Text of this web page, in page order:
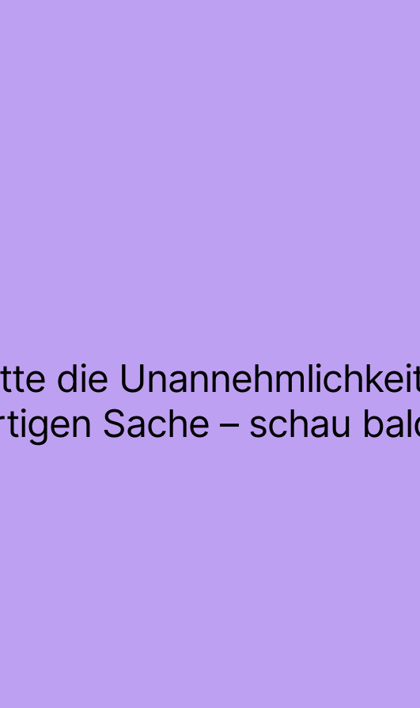
die
Sache – schau